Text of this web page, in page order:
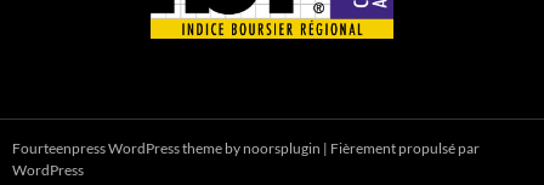
Fourteenpress WordPress theme by noorsplugin | Fièrement propulsé par
WordPress